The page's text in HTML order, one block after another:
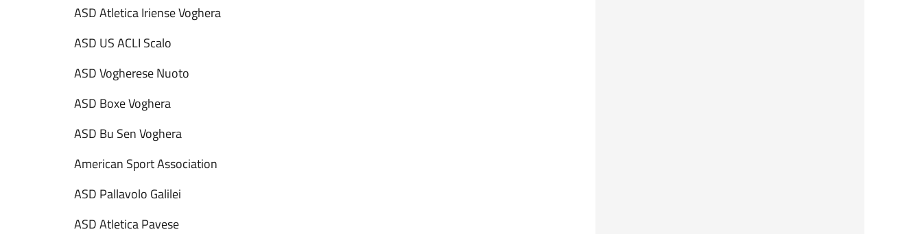
ASD Atletica Iriense Voghera
ASD US ACLI Scalo
ASD Vogherese Nuoto
ASD Boxe Voghera
ASD Bu Sen Voghera
American Sport Association
ASD Pallavolo Galilei
ASD Atletica Pavese